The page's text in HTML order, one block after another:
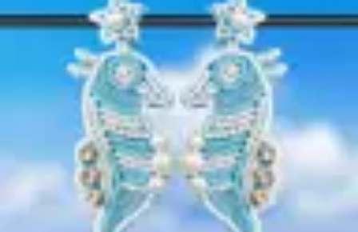
Dégustation Liqueurs
DégustationGuide de DégustationAccords
Techniques de DégustationAccords Mets et
Dégustation Liqueurs